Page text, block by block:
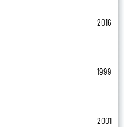
2016
1999
2001